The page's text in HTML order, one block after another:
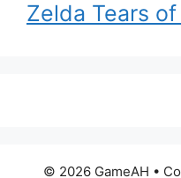
Zelda Tears
© 2026 GameAH •